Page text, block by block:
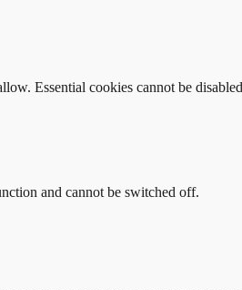
Essential cookies cannot be
and cannot be switched off.